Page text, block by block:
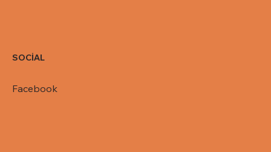
SOCİAL
Facebook